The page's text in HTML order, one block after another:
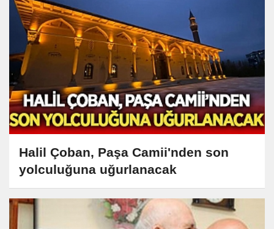
Halil Çoban, Paşa Camii'nden son
yolculuğuna uğurlanacak